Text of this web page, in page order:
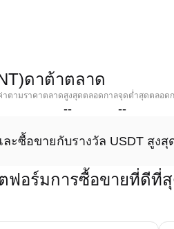
ดาต้าตลาด
าตามราคาตลาดสูงสุดตลอดกาล
--
จุดต่ำสุดตลอด
--
ะซื้อขายกับรางวัล USDT สูงสุ
ฟอร์มการซื้อขายที่ดีที่สุ